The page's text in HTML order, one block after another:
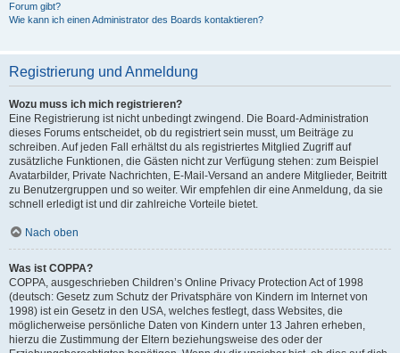
Forum gibt?
Wie kann ich einen Administrator des Boards kontaktieren?
Registrierung und Anmeldung
Wozu muss ich mich registrieren?
Eine Registrierung ist nicht unbedingt zwingend. Die Board-Administration
dieses Forums entscheidet, ob du registriert sein musst, um Beiträge zu
schreiben. Auf jeden Fall erhältst du als registriertes Mitglied Zugriff auf
zusätzliche Funktionen, die Gästen nicht zur Verfügung stehen: zum Beispiel
Avatarbilder, Private Nachrichten, E-Mail-Versand an andere Mitglieder, Beitritt
zu Benutzergruppen und so weiter. Wir empfehlen dir eine Anmeldung, da sie
schnell erledigt ist und dir zahlreiche Vorteile bietet.
Nach oben
Was ist COPPA?
COPPA, ausgeschrieben Children’s Online Privacy Protection Act of 1998
(deutsch: Gesetz zum Schutz der Privatsphäre von Kindern im Internet von
1998) ist ein Gesetz in den USA, welches festlegt, dass Websites, die
möglicherweise persönliche Daten von Kindern unter 13 Jahren erheben,
hierzu die Zustimmung der Eltern beziehungsweise des oder der